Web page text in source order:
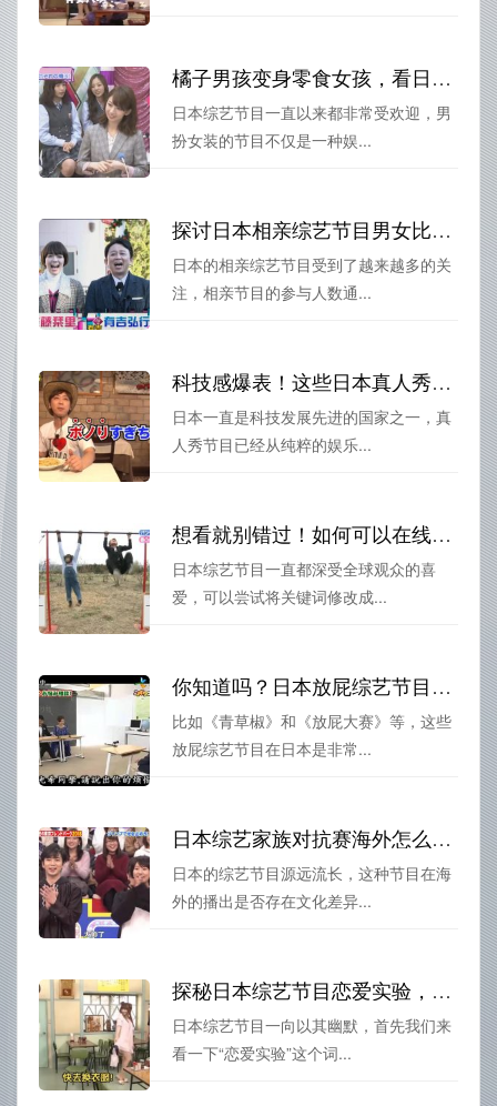
橘子男孩变身零食女孩，看日本综艺男扮女装的变幻莫测
日本综艺节目一直以来都非常受欢迎，男
扮女装的节目不仅是一种娱...
探讨日本相亲综艺节目男女比例：参与人数到底有多少？
日本的相亲综艺节目受到了越来越多的关
注，相亲节目的参与人数通...
科技感爆表！这些日本真人秀综艺节目让你领略未来感
日本一直是科技发展先进的国家之一，真
人秀节目已经从纯粹的娱乐...
想看就别错过！如何可以在线看日本综艺？
日本综艺节目一直都深受全球观众的喜
爱，可以尝试将关键词修改成...
你知道吗？日本放屁综艺节目有哪些视频火遍全球？
比如《青草椒》和《放屁大赛》等，这些
放屁综艺节目在日本是非常...
日本综艺家族对抗赛海外怎么看？
日本的综艺节目源远流长，这种节目在海
外的播出是否存在文化差异...
探秘日本综艺节目恋爱实验，引发热议
日本综艺节目一向以其幽默，首先我们来
看一下“恋爱实验”这个词...